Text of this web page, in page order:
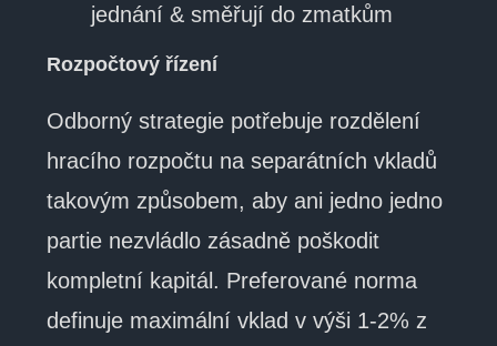
jednání & směřují do zmatkům
Rozpočtový řízení
Odborný strategie potřebuje rozdělení
hracího rozpočtu na separátních vkladů
takovým způsobem, aby ani jedno jedno
partie nezvládlo zásadně poškodit
kompletní kapitál. Preferované norma
definuje maximální vklad v výši 1-2% z